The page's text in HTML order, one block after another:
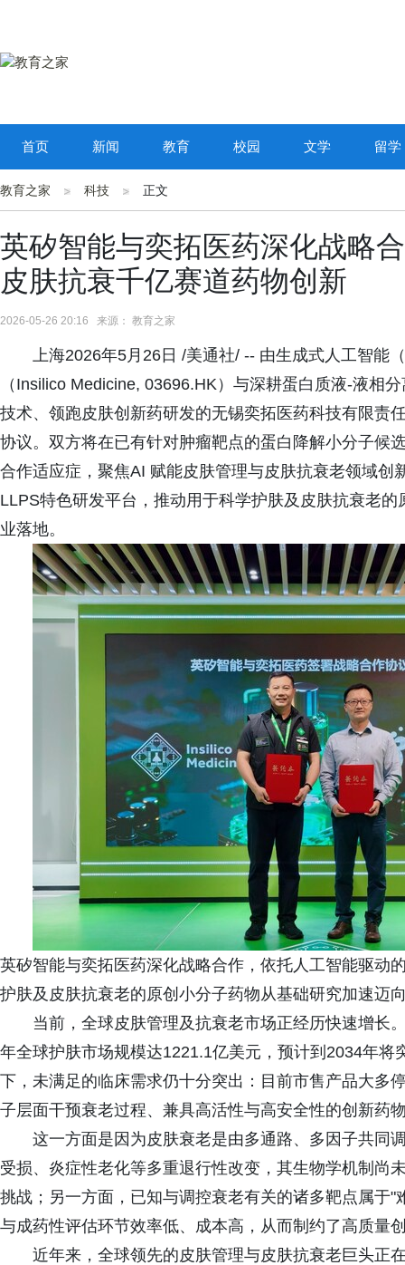
首页 新闻 教育 校园 文学 留学
教育之家 科技 正文
英矽智能与奕拓医药深化战略
皮肤抗衰千亿赛道药物创新
2026-05-26 20:16 来源： 教育之家
上海2026年5月26日 /美通社/ -- 由生成式人工智能
（Insilico Medicine, 03696.HK）与深耕蛋白质液-液相
技术、领跑皮肤创新药研发的无锡奕拓医药科技有限责
协议。双方将在已有针对肿瘤靶点的蛋白降解小分子候
合作适应症，聚焦AI 赋能皮肤管理与皮肤抗衰老领域
LLPS特色研发平台，推动用于科学护肤及皮肤抗衰老
业落地。
英矽智能与奕拓医药深化战略合作，依托人工智能驱动
护肤及皮肤抗衰老的原创小分子药物从基础研究加速迈
当前，全球皮肤管理及抗衰老市场正经历快速增长
年全球护肤市场规模达1221.1亿美元，预计到2034年
下，未满足的临床需求仍十分突出：目前市售产品大多
子层面干预衰老过程、兼具高活性与高安全性的创新药
这一方面是因为皮肤衰老是由多通路、多因子共同
受损、炎症性老化等多重退行性改变，其生物学机制尚
挑战；另一方面，已知与调控衰老有关的诸多靶点属于
与成药性评估环节效率低、成本高，从而制约了高质量
近年来，全球领先的皮肤管理与皮肤抗衰老巨头正